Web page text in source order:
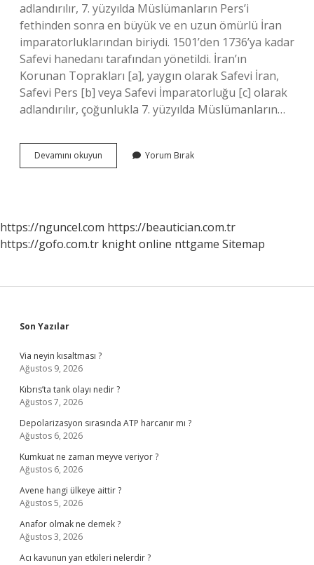
adlandırılır, 7. yüzyılda Müslümanların Pers’i
fethinden sonra en büyük ve en uzun ömürlü İran
imparatorluklarından biriydi. 1501’den 1736’ya kadar
Safevi hanedanı tarafından yönetildi. İran’ın
Korunan Toprakları [a], yaygın olarak Safevi İran,
Safevi Pers [b] veya Safevi İmparatorluğu [c] olarak
adlandırılır, çoğunlukla 7. yüzyılda Müslümanların…
Devamını okuyun Safeviler
İRan
Yorum Bırak
https://nguncel.com https://beautician.com.tr
https://gofo.com.tr knight online nttgame Sitemap
Sidebar
Son Yazılar
Via neyin kısaltması ?
Ağustos 9, 2026
Kıbrıs’ta tank olayı nedir ?
Ağustos 7, 2026
Depolarizasyon sırasında ATP harcanır mı ?
Ağustos 6, 2026
Kumkuat ne zaman meyve veriyor ?
Ağustos 6, 2026
Avene hangi ülkeye aittir ?
Ağustos 5, 2026
Anafor olmak ne demek ?
Ağustos 3, 2026
Acı kavunun yan etkileri nelerdir ?